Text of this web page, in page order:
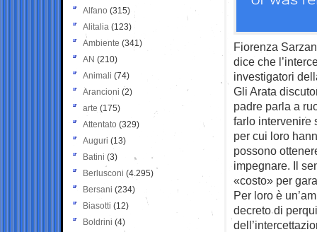
Fiorenza
dice che
investigatori
Gli Arata
padre parla a
farlo intervenire
per cui loro
possono
impegnare. Il
«costo» per
Per loro è
decreto di
Alfano (315)
Alitalia (123)
Ambiente (341)
AN (210)
Animali (74)
Arancioni (2)
arte (175)
Attentato (329)
Auguri (13)
Batini (3)
Berlusconi (4.295)
Bersani (234)
Biasotti (12)
Boldrini (4)